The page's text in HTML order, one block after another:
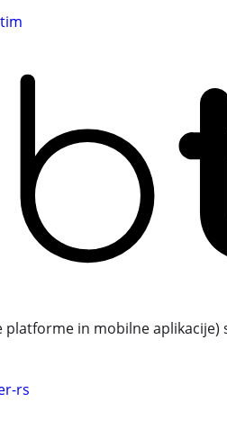
in mobilne